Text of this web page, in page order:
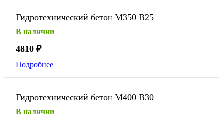
Гидротехнический бетон М350 В25
В наличии
4810 ₽
Подробнее
Гидротехнический бетон М400 В30
В наличии